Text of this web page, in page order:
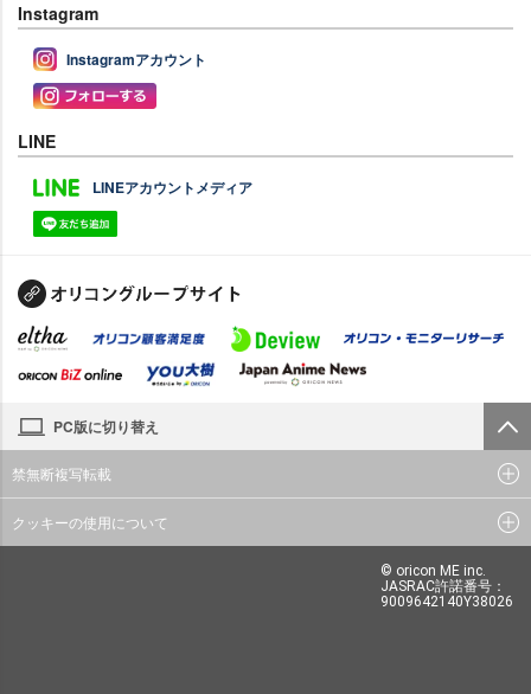
Instagram
Instagramアカウント
LINE
LINEアカウントメディア
PC版に切り替え
禁無断複写転載
クッキーの使用について
© oricon ME inc.
JASRAC許諾番号：
9009642140Y38026